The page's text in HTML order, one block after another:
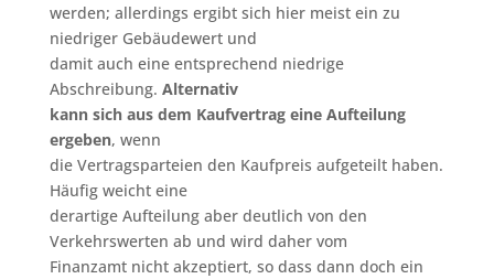
werden; allerdings ergibt sich hier meist ein zu
niedriger Gebäudewert und
damit auch eine entsprechend niedrige
Abschreibung. Alternativ
kann sich aus dem Kaufvertrag eine Aufteilung
ergeben, wenn
die Vertragsparteien den Kaufpreis aufgeteilt haben.
Häufig weicht eine
derartige Aufteilung aber deutlich von den
Verkehrswerten ab und wird daher vom
Finanzamt nicht akzeptiert, so dass dann doch ein